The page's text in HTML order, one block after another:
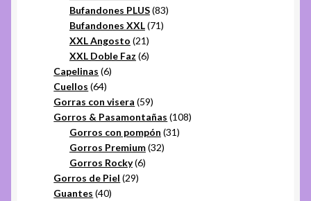
productos
Bufandones PLUS 8383
Bufandones XXL 7171
XXL Angosto 2121
productos
XXL Doble Faz 66
Capelinas 66
Cuellos 6464
productos
Gorras con visera 5959
productos
Gorros & Pasamontañas 108108
Gorros con pompón 3131
Gorros Premium 3232
Gorros Rocky 66
Gorros de Piel 2929
Guantes 4040